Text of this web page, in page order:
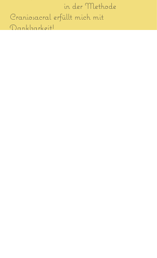
in der Methode
Craniosacral erfüllt mich mit
Dankbarkeit!